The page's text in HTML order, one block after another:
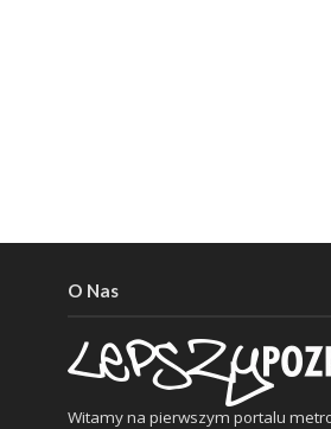
O Nas
Witamy na pierwszym portalu